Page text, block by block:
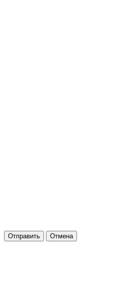
Отправить Отмена